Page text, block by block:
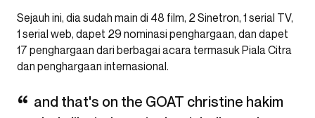
Sejauh ini, dia sudah main di 48 film, 2 Sinetron, 1 serial TV,
1 serial web, dapet 29 nominasi penghargaan, dan dapet
17 penghargaan dari berbagai acara termasuk Piala Citra
dan penghargaan internasional.
and that's on the GOAT christine hakim